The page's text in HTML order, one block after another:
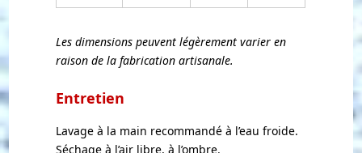
Les dimensions peuvent légèrement varier en
raison de la fabrication artisanale.
Entretien
Lavage à la main recommandé à l’eau froide.
Séchage à l’air libre, à l’ombre.